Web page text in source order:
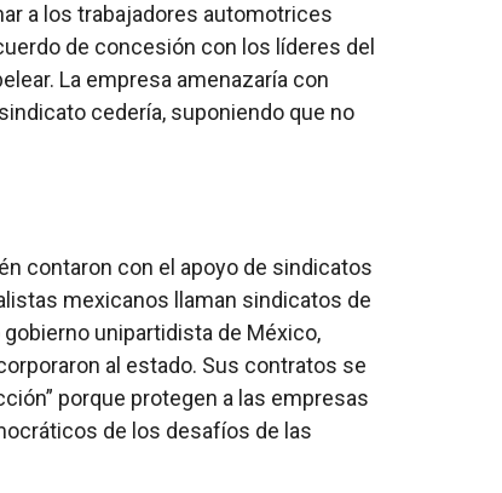
a los trabajadores automotrices
de concesión con los líderes del
La empresa amenazaría con
cedería, suponiendo que no
contaron con el apoyo de sindicatos
mexicanos llaman sindicatos de
unipartidista de México,
al estado. Sus contratos se
porque protegen a las empresas
de los desafíos de las